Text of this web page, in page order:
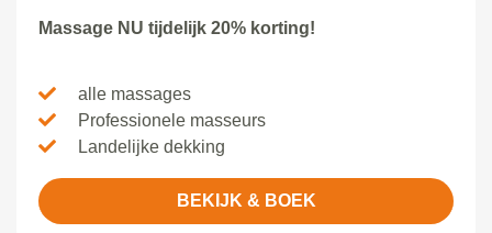
Massage NU tijdelijk 20% korting!
alle massages
Professionele masseurs
Landelijke dekking
BEKIJK & BOEK